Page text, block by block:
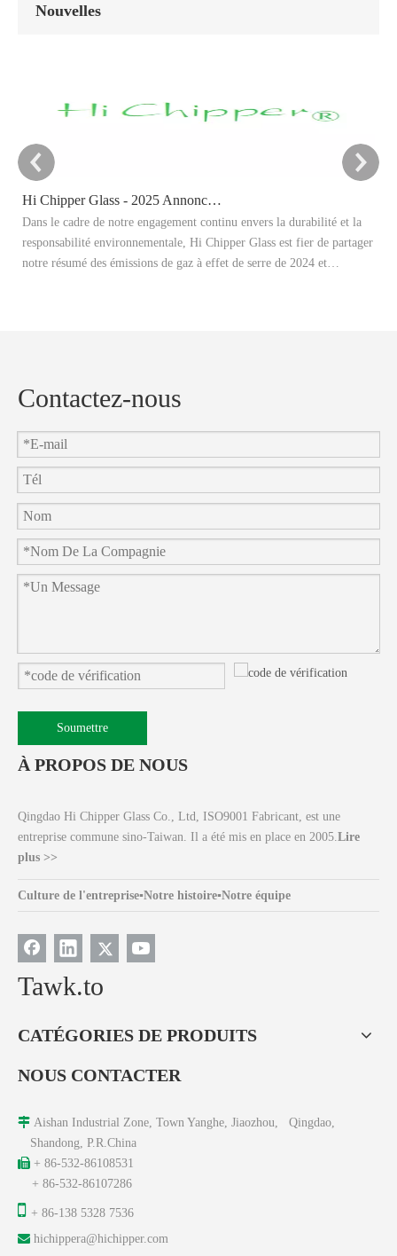
Nouvelles
Hi Chipper Glass - 2025 Annonce cible de réduction du carbone
Dans le cadre de notre engagement continu envers la durabilité et la
responsabilité environnementale, Hi Chipper Glass est fier de partager
notre résumé des émissions de gaz à effet de serre de 2024 et
Contactez-nous
Soumettre
À PROPOS DE NOUS
Qingdao Hi Chipper Glass Co., Ltd, ISO9001 Fabricant, est une
entreprise commune sino-Taiwan. Il a été mis en place en 2005. Lire
plus >>
Culture de l'entreprise▪Notre histoire▪Notre équipe
Tawk.to
CATÉGORIES DE PRODUITS
NOUS CONTACTER
 Aishan Industrial Zone, Town Yanghe, Jiaozhou, Qingdao,
Shandong, P.R.China
 + 86-532-86108531
+ 86-532-86107286
 + 86-138 5328 7536
 hichippera@hichipper.com